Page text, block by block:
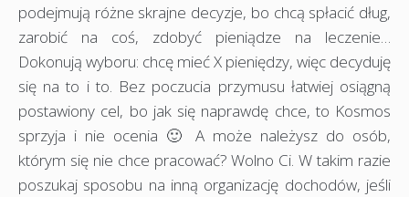
podejmują różne skrajne decyzje, bo chcą spłacić dług,
zarobić na coś, zdobyć pieniądze na leczenie…
Dokonują wyboru: chcę mieć X pieniędzy, więc decyduję
się na to i to. Bez poczucia przymusu łatwiej osiągną
postawiony cel, bo jak się naprawdę chce, to Kosmos
sprzyja i nie ocenia 🙂 A może należysz do osób,
którym się nie chce pracować? Wolno Ci. W takim razie
poszukaj sposobu na inną organizację dochodów, jeśli